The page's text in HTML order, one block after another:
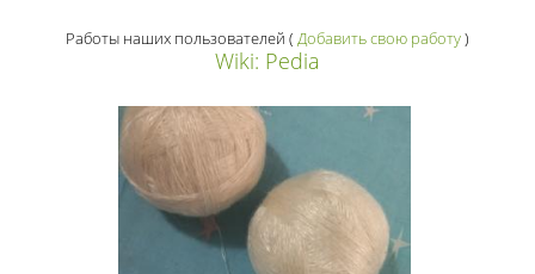
Работы наших пользователей ( Добавить свою работу)
Wiki: Pedia